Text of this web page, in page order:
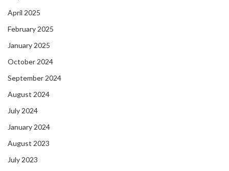
April 2025
February 2025
January 2025
October 2024
September 2024
August 2024
July 2024
January 2024
August 2023
July 2023